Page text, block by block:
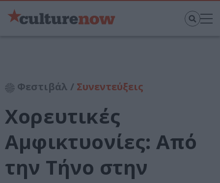
Φεστιβάλ / Συνεντεύξεις
Χορευτικές
Αμφικτυονίες: Από
την Τήνο στην